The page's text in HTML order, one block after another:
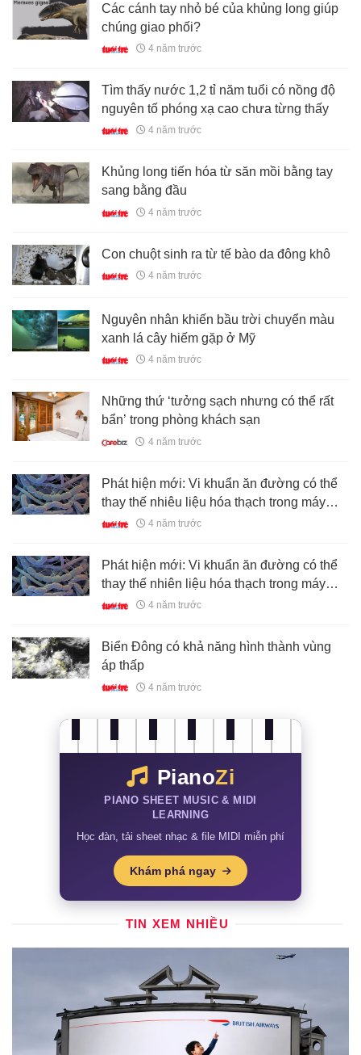
Các cánh tay nhỏ bé của khủng long giúp
chúng giao phối?
4 năm trước
Tìm thấy nước 1,2 tỉ năm tuổi có nồng độ
nguyên tố phóng xạ cao chưa từng thấy
4 năm trước
Khủng long tiến hóa từ săn mồi bằng tay
sang bằng đầu
4 năm trước
Con chuột sinh ra từ tế bào da đông khô
4 năm trước
Nguyên nhân khiến bầu trời chuyển màu
xanh lá cây hiếm gặp ở Mỹ
4 năm trước
Những thứ ‘tưởng sạch nhưng có thể rất
bẩn’ trong phòng khách sạn
4 năm trước
Phát hiện mới: Vi khuẩn ăn đường có thể
thay thế nhiêu liệu hóa thạch trong máy
bay
4 năm trước
Phát hiện mới: Vi khuẩn ăn đường có thể
thay thế nhiên liệu hóa thạch trong máy
bay
4 năm trước
Biển Đông có khả năng hình thành vùng
áp thấp
4 năm trước
PianoZi
PIANO SHEET MUSIC & MIDI
LEARNING
Học đàn, tải sheet nhạc & file MIDI miễn phí
Khám phá ngay
TIN XEM NHIỀU